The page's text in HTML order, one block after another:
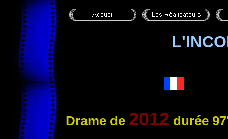
Drame de 2012 durée